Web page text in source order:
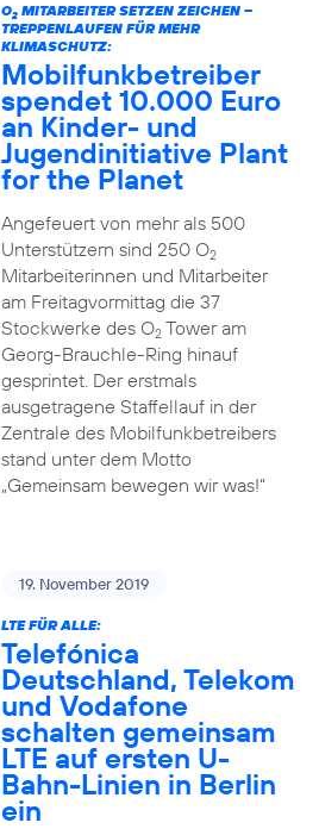
O2MITARBEITER SETZEN ZEICHEN –
TREPPENLAUFEN FÜR MEHR
KLIMASCHUTZ:
Mobilfunkbetreiber
spendet 10.000 Euro
an Kinder- und
Jugendinitiative Plant
for the Planet
Angefeuert von mehr als 500
Unterstützern sind 250 O2
Mitarbeiterinnen und Mitarbeiter
am Freitagvormittag die 37
Stockwerke des O2Tower am
Georg-Brauchle-Ring hinauf
gesprintet. Der erstmals
ausgetragene Staffellauf in der
Zentrale des Mobilfunkbetreibers
stand unter dem Motto
„Gemeinsam bewegen wir was!“
19. November 2019
LTE FÜR ALLE:
Telefónica
Deutschland, Telekom
und Vodafone
schalten gemeinsam
LTE auf ersten U-
Bahn-Linien in Berlin
ein